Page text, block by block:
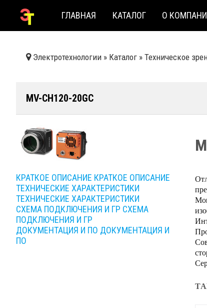
ГЛАВНАЯ КАТАЛОГ О
Электротехнологии » Каталог » Техническое
MV-CH120-20GC
КРАТКОЕ ОПИСАНИЕ КРАТКОЕ ОПИСАНИЕ
ТЕХНИЧЕСКИЕ ХАРАКТЕРИСТИКИ
ТЕХНИЧЕСКИЕ ХАРАКТЕРИСТИКИ
СХЕМА ПОДКЛЮЧЕНИЯ И ГР СХЕМА
ПОДКЛЮЧЕНИЯ И ГР
ДОКУМЕНТАЦИЯ И ПО ДОКУМЕНТАЦИЯ И
ПО